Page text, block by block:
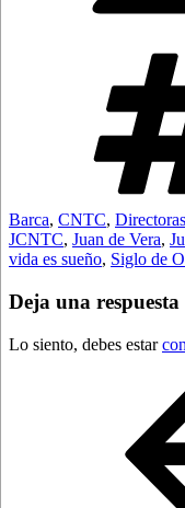
Barca, CNTC, Directoras
JCNTC, Juan de Vera,
vida es sueño, Siglo de
Deja una respuesta
Lo siento, debes estar